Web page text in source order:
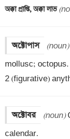
অক্কা প্রাপ্তি, অক্কা লাভ
অক্টোপাস (noun)
mollusc; octopus.
2 (figurative)
অক্টোবর (noun)
calendar.